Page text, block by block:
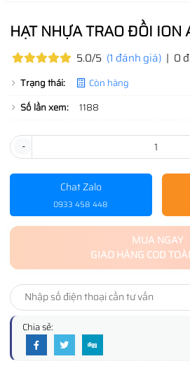
HẠT NHỰA TRAO ĐỒI ION
5.0/5 (1 đánh giá) | 0
Trạng thái:
Còn hàng
Số lần xem:
1188
-
Chat Zalo
0933 458 448
MUA NGAY
GIAO HÀNG COD
Chia sẻ: